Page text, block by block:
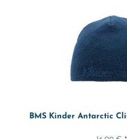
BMS Kinder Antarctic